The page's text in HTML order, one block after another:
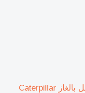
ضوء الإنذار 111426 لـ رافعة شوكية تعمل بالغاز Caterpillar